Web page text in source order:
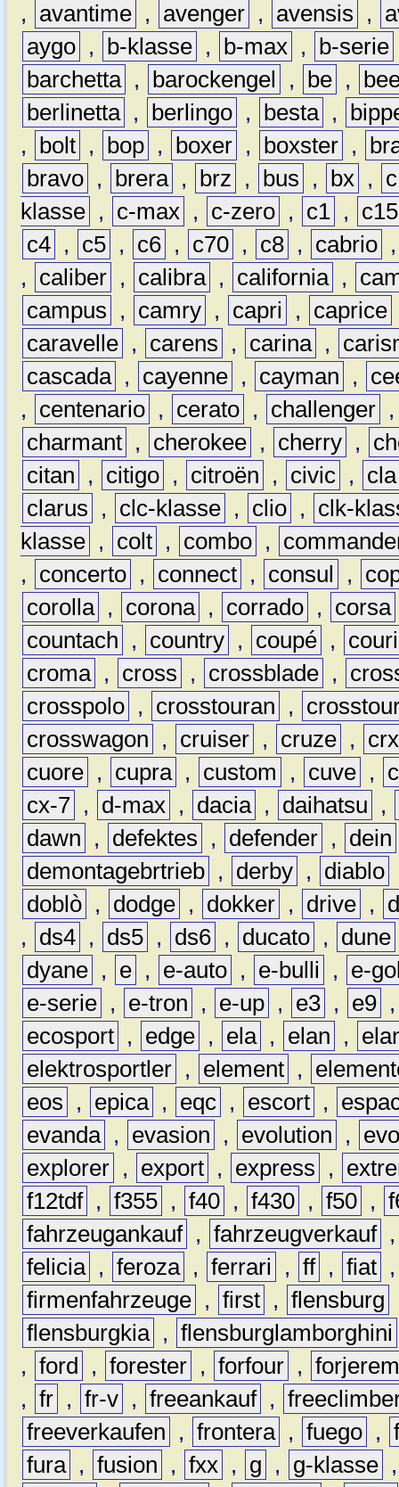
,
avantime , avenger , avensis ,
aygo , b-klasse , b-max , b-serie
barchetta , barockengel , be ,
berlinetta , berlingo , besta ,
,
bolt , bop , boxer , boxster ,
bravo , brera , brz , bus , bx ,
c
klasse , c-max , c-zero , c1 ,
c15
c4 , c5 , c6 , c70 , c8 , cabrio
,
caliber , calibra , california ,
campus
, camry , capri , caprice
caravelle , carens , carina ,
cascada , cayenne , cayman ,
,
centenario , cerato , challenger
charmant , cherokee , cherry ,
citan
, citigo , citroën , civic ,
cla
clarus
, clc-klasse , clio ,
clk-
klasse , colt , combo ,
,
concerto , connect , consul ,
corolla , corona , corrado , corsa
countach
, country , coupé ,
croma , cross , crossblade ,
crosspolo , crosstouran ,
crosswagon
, cruiser , cruze ,
crx
cuore , cupra , custom , cuve ,
cx-7 , d-max , dacia , daihatsu
,
dawn
, defektes , defender , dein
demontagebrtrieb , derby , diablo
doblò , dodge , dokker , drive ,
,
ds4 , ds5 , ds6 , ducato , dune
dyane , e , e-auto , e-bulli ,
e-
e-serie , e-tron , e-up , e3 , e9
ecosport , edge , ela , elan ,
elektrosportler , element ,
eos
, epica , eqc , escort ,
evanda , evasion , evolution ,
explorer , export , express ,
f12tdf , f355 , f40 , f430 , f50 ,
fahrzeugankauf , fahrzeugverkauf
felicia , feroza , ferrari , ff , fiat
firmenfahrzeuge , first , flensburg
flensburgkia , flensburglamborghini
, ford , forester , forfour ,
, fr , fr-v , freeankauf ,
freeverkaufen
, frontera , fuego ,
fura , fusion , fxx , g , g-klasse